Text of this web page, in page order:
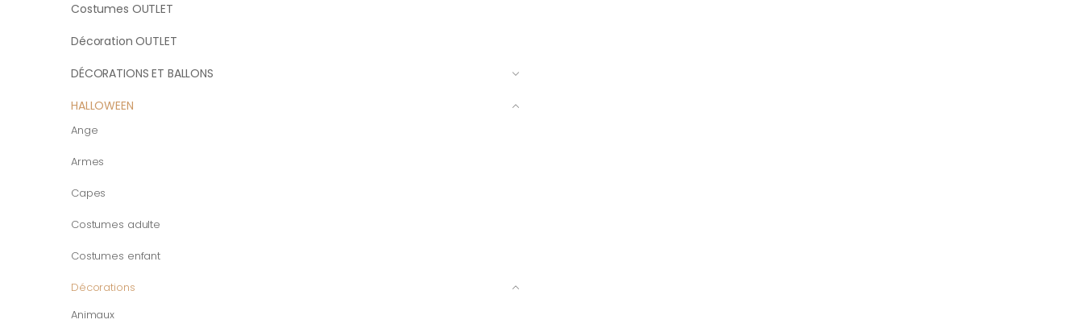
Costumes OUTLET
Décoration OUTLET
DÉCORATIONS ET BALLONS
HALLOWEEN
Ange
Armes
Capes
Costumes adulte
Costumes enfant
Décorations
Animaux